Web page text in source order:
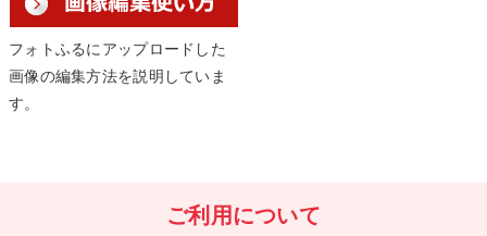
フォトふるにアップロードした
画像の編集方法を説明していま
す。
ご利用について